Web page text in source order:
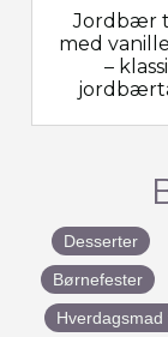
Jordbær
med
–
Desserter
Børnefester